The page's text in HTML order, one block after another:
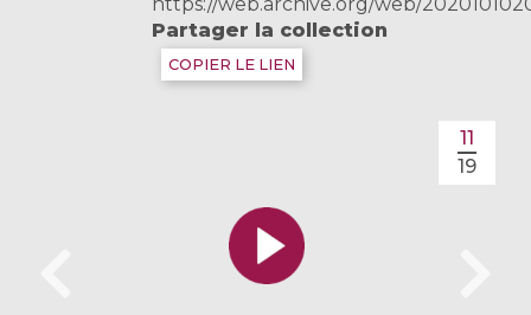
Partager la collection
COPIER LE LIEN
11
19